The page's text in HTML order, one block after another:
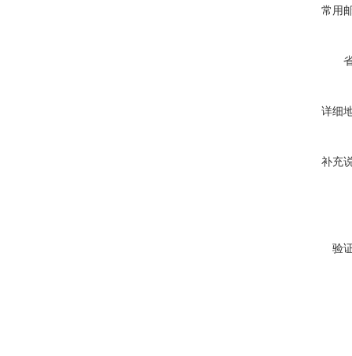
常用
详细
补充
验